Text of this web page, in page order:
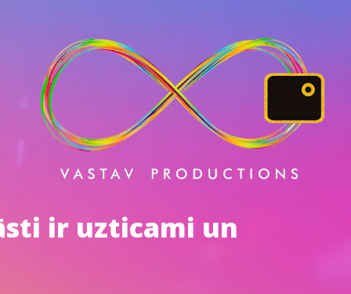
ir uzticami un